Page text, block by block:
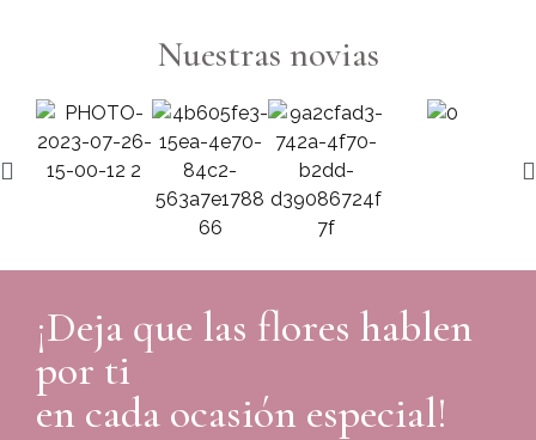
Nuestras novias
¡Deja que las flores hablen
por ti
en cada ocasión especial!